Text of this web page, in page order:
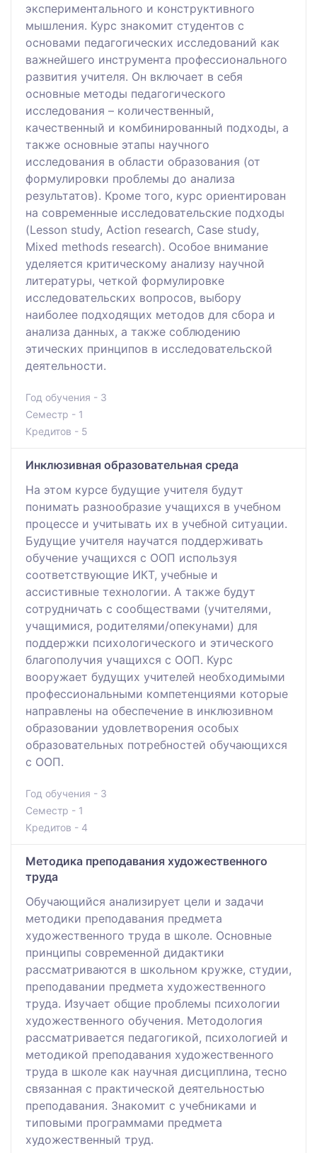
экспериментального и конструктивного
мышления. Курс знакомит студентов с
основами педагогических исследований как
важнейшего инструмента профессионального
развития учителя. Он включает в себя
основные методы педагогического
исследования – количественный,
качественный и комбинированный подходы, а
также основные этапы научного
исследования в области образования (от
формулировки проблемы до анализа
результатов). Кроме того, курс ориентирован
на современные исследовательские подходы
(Lesson study, Action research, Case study,
Mixed methods research). Особое внимание
уделяется критическому анализу научной
литературы, четкой формулировке
исследовательских вопросов, выбору
наиболее подходящих методов для сбора и
анализа данных, а также соблюдению
этических принципов в исследовательской
деятельности.
Год обучения - 3
Семестр - 1
Кредитов - 5
Инклюзивная образовательная среда
На этом курсе будущие учителя будут
понимать разнообразие учащихся в учебном
процессе и учитывать их в учебной ситуации.
Будущие учителя научатся поддерживать
обучение учащихся с ООП используя
соответствующие ИКТ, учебные и
ассистивные технологии. А также будут
сотрудничать с сообществами (учителями,
учащимися, родителями/опекунами) для
поддержки психологического и этического
благополучия учащихся с ООП. Курс
вооружает будущих учителей необходимыми
профессиональными компетенциями которые
направлены на обеспечение в инклюзивном
образовании удовлетворения особых
образовательных потребностей обучающихся
с ООП.
Год обучения - 3
Семестр - 1
Кредитов - 4
Методика преподавания художественного
труда
Обучающийся анализирует цели и задачи
методики преподавания предмета
художественного труда в школе. Основные
принципы современной дидактики
рассматриваются в школьном кружке, студии,
преподавании предмета художественного
труда. Изучает общие проблемы психологии
художественного обучения. Методология
рассматривается педагогикой, психологией и
методикой преподавания художественного
труда в школе как научная дисциплина, тесно
связанная с практической деятельностью
преподавания. Знакомит с учебниками и
типовыми программами предмета
художественный труд.